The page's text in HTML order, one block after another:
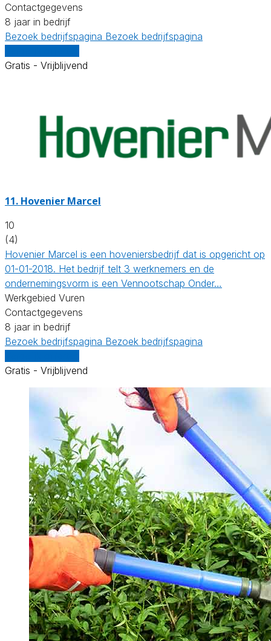
Contactgegevens
8 jaar in bedrijf
Bezoek bedrijfspagina Bezoek bedrijfspagina
Gratis - Vrijblijvend
11. Hovenier Marcel
10
(4)
Hovenier Marcel is een hoveniersbedrijf dat is opgericht op
01-01-2018. Het bedrijf telt 3 werknemers en de
ondernemingsvorm is een Vennootschap Onder…
Werkgebied Vuren
Contactgegevens
8 jaar in bedrijf
Bezoek bedrijfspagina Bezoek bedrijfspagina
Gratis - Vrijblijvend